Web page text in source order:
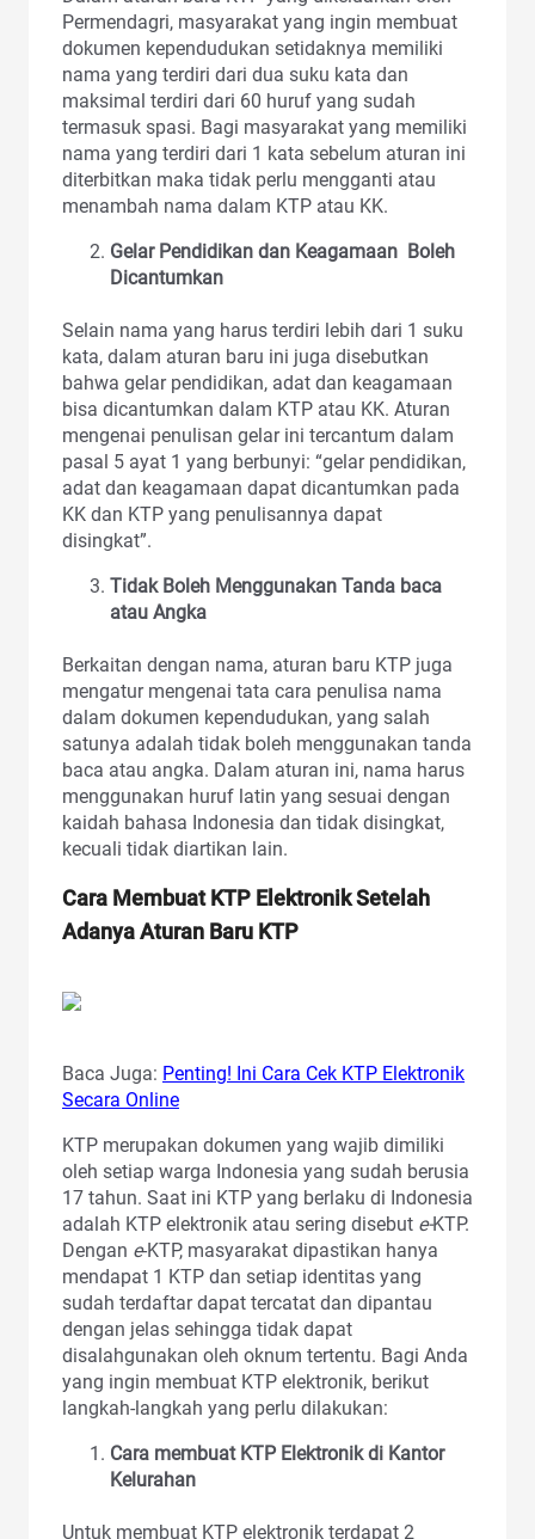
Permendagri, masyarakat yang ingin membuat
dokumen kependudukan setidaknya memiliki
nama yang terdiri dari dua suku kata dan
maksimal terdiri dari 60 huruf yang sudah
termasuk spasi. Bagi masyarakat yang memiliki
nama yang terdiri dari 1 kata sebelum aturan ini
diterbitkan maka tidak perlu mengganti atau
menambah nama dalam KTP atau KK.
Gelar Pendidikan dan Keagamaan Boleh
Dicantumkan
Selain nama yang harus terdiri lebih dari 1 suku
kata, dalam aturan baru ini juga disebutkan
bahwa gelar pendidikan, adat dan keagamaan
bisa dicantumkan dalam KTP atau KK. Aturan
mengenai penulisan gelar ini tercantum dalam
pasal 5 ayat 1 yang berbunyi: “gelar pendidikan,
adat dan keagamaan dapat dicantumkan pada
KK dan KTP yang penulisannya dapat
disingkat”.
Tidak Boleh Menggunakan Tanda baca
atau Angka
Berkaitan dengan nama, aturan baru KTP juga
mengatur mengenai tata cara penulisa nama
dalam dokumen kependudukan, yang salah
satunya adalah tidak boleh menggunakan tanda
baca atau angka. Dalam aturan ini, nama harus
menggunakan huruf latin yang sesuai dengan
kaidah bahasa Indonesia dan tidak disingkat,
kecuali tidak diartikan lain.
Cara Membuat KTP Elektronik Setelah
AdanyaAturan Baru KTP
Baca Juga: Penting! Ini Cara Cek KTP Elektronik
Secara Online
KTP merupakan dokumen yang wajib dimiliki
oleh setiap warga Indonesia yang sudah berusia
17 tahun. Saat ini KTP yang berlaku di Indonesia
adalah KTP elektronik atau sering disebut e-KTP.
Dengan e-KTP, masyarakat dipastikan hanya
mendapat 1 KTP dan setiap identitas yang
sudah terdaftar dapat tercatat dan dipantau
dengan jelas sehingga tidak dapat
disalahgunakan oleh oknum tertentu. Bagi Anda
yang ingin membuat KTP elektronik, berikut
langkah-langkah yang perlu dilakukan:
Cara membuat KTP Elektronik di Kantor
Kelurahan
Untuk membuat KTP elektronik terdapat 2